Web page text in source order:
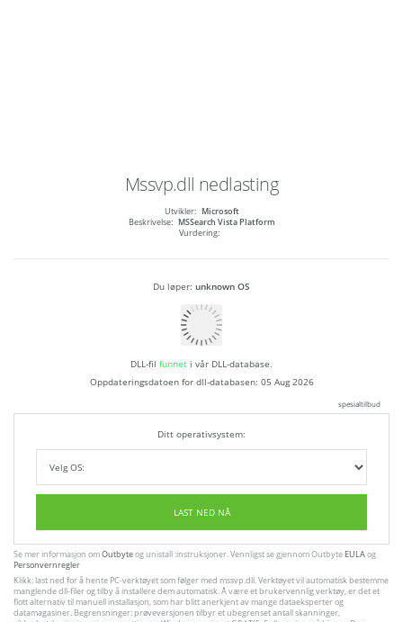
Mssvp.dll nedlasting
Utvikler: Microsoft
Beskrivelse: MSSearch Vista Platform
Vurdering:
Du løper: unknown OS
DLL-fil funnet i vår DLL-database.
Oppdateringsdatoen for dll-databasen: 05 Aug 2026
spesialtilbud
Ditt operativsystem:
LAST NED NÅ
Se mer informasjon omOutbyteog unistall :instruksjoner. Vennligst se gjennom Outbyte EULAog
Personvernregler
Klikk: last ned for å hente PC-verktøyet som følger med mssvp.dll. Verktøyet vil automatisk bestemme
manglende dll-filer og tilby å installere dem automatisk. Å være et brukervennlig verktøy, er det et
flott alternativ til manuell installasjon, som har blitt anerkjent av mange dataeksperter og
datamagasiner. Begrensninger: prøveversjonen tilbyr et ubegrenset antall skanninger,